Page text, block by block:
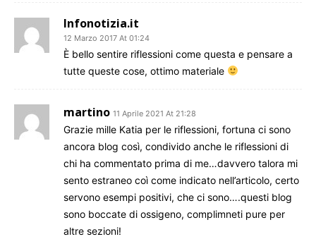
Infonotizia.it
12 Marzo 2017 At 01:24
È bello sentire riflessioni come questa e pensare a
tutte queste cose, ottimo materiale
martino 11 Aprile 2021 At 21:28
Grazie mille Katia per le riflessioni, fortuna ci sono
ancora blog così, condivido anche le riflessioni di
chi ha commentato prima di me…davvero talora mi
sento estraneo coì come indicato nell’articolo, certo
servono esempi positivi, che ci sono….questi blog
sono boccate di ossigeno, complimneti pure per
altre sezioni!